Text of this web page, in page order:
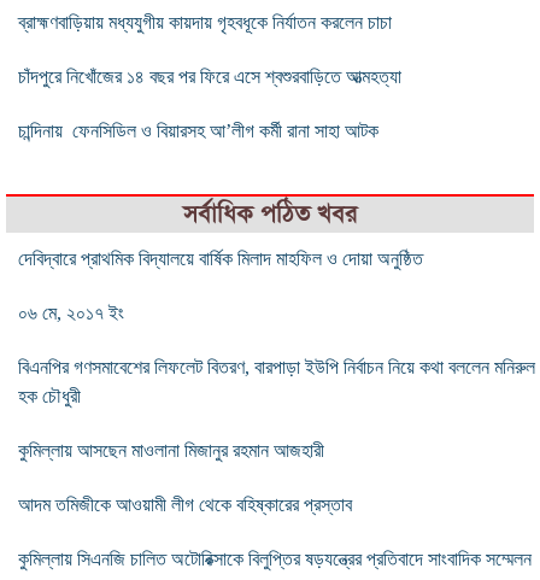
ব্রাহ্মণবাড়িয়ায় মধ্যযুগীয় কায়দায় গৃহবধূকে নির্যাতন করলেন চাচা
চাঁদপুরে নিখোঁজের ১৪ বছর পর ফিরে এসে শ্বশুরবাড়িতে আত্মহত্যা
চান্দিনায় ফেনসিডিল ও বিয়ারসহ আ’লীগ কর্মী রানা সাহা আটক
সর্বাধিক পঠিত খবর
দেবিদ্বারে প্রাথমিক বিদ্যালয়ে বার্ষিক মিলাদ মাহফিল ও দোয়া অনুষ্ঠিত
০৬ মে, ২০১৭ ইং
বিএনপির গণসমাবেশের লিফলেট বিতরণ, বারপাড়া ইউপি নির্বাচন নিয়ে কথা বললেন মনিরুল
হক চৌধুরী
কুমিল্লায় আসছেন মাওলানা মিজানুর রহমান আজহারী
আদম তমিজীকে আওয়ামী লীগ থেকে বহিষ্কারের প্রস্তাব
কুমিল্লায় সিএনজি চালিত অটোরিক্সাকে বিলুপ্তির ষড়যন্ত্রের প্রতিবাদে সাংবাদিক সম্মেলন